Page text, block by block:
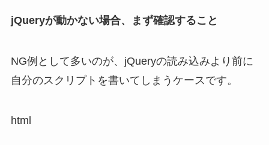
jQueryが動かない場合、まず確認すること
NG例として多いのが、jQueryの読み込みより前に
自分のスクリプトを書いてしまうケースです。
html